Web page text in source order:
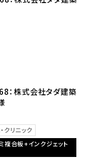
：株式会社タダ建築
クリニック
複合板+インクジェット